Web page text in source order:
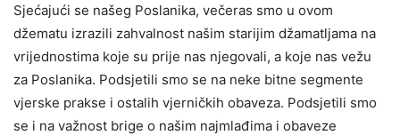
Sjećajući se našeg Poslanika, večeras smo u ovom
džematu izrazili zahvalnost našim starijim džamatljama na
vrijednostima koje su prije nas njegovali, a koje nas vežu
za Poslanika. Podsjetili smo se na neke bitne segmente
vjerske prakse i ostalih vjerničkih obaveza. Podsjetili smo
se i na važnost brige o našim najmlađima i obaveze